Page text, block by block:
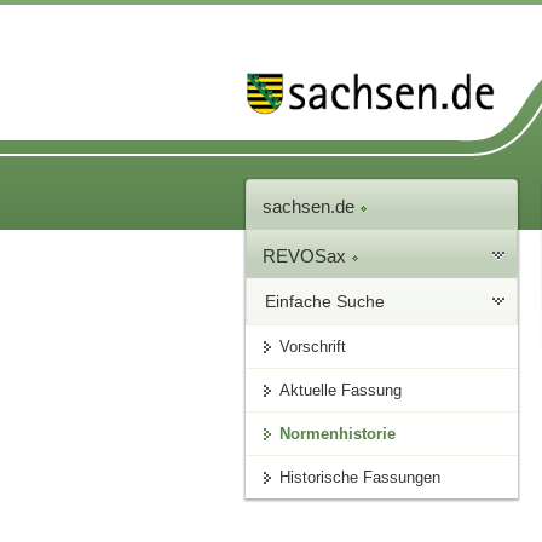
sachsen.de
REVOSax
Einfache Suche
Vorschrift
Aktuelle Fassung
Normenhistorie
Historische Fassungen